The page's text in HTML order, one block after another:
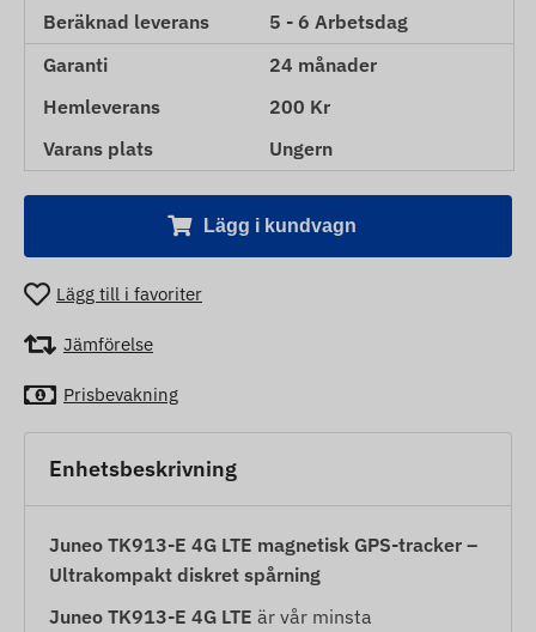
Beräknad leverans
5 - 6 Arbetsdag
Garanti
24 månader
Hemleverans
200 Kr
Varans plats
Ungern
Lägg i kundvagn
Lägg till i favoriter
Jämförelse
Prisbevakning
Enhetsbeskrivning
Juneo TK913-E 4G LTE magnetisk GPS-tracker –
Ultrakompakt diskret spårning
Juneo TK913-E 4G LTE är vår minsta